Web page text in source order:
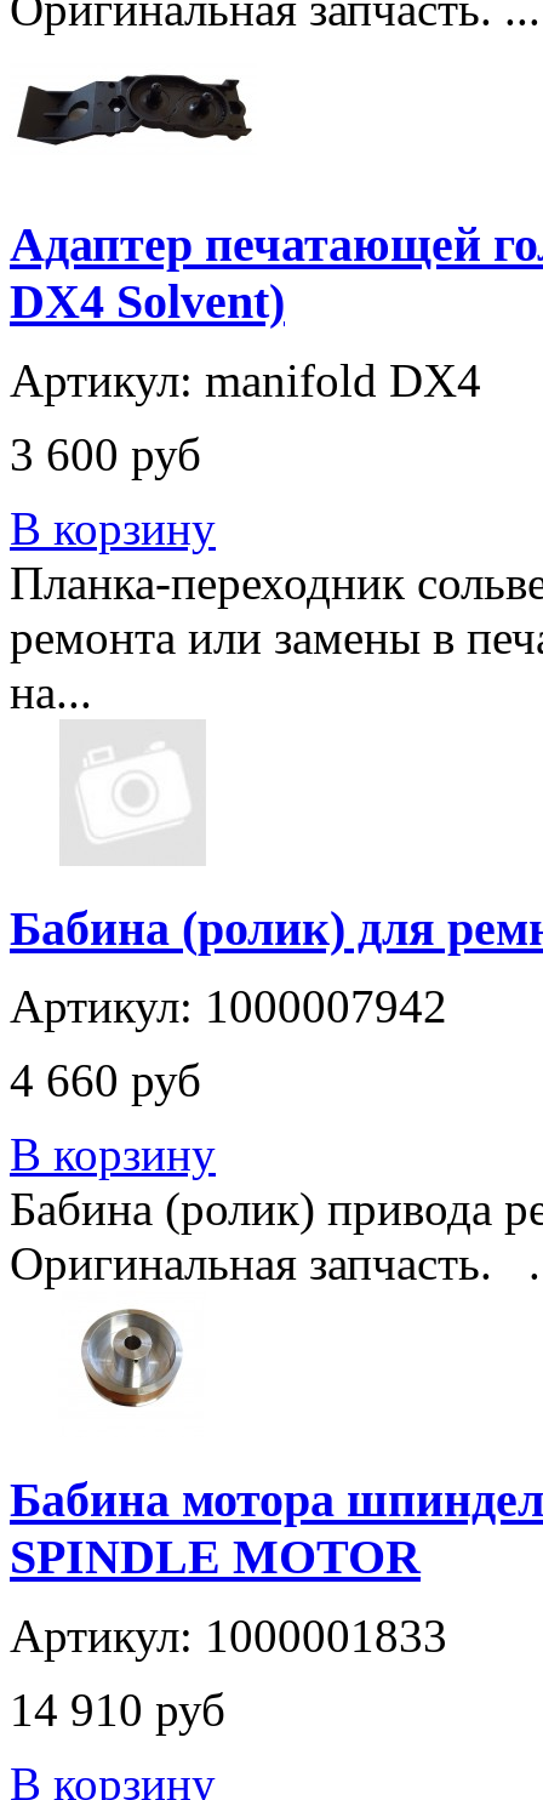
Адаптер печатающей
DX4 Solvent)
Артикул: manifold DX4
3 600 руб
В корзину
Планка-переходник
ремонта или замены в
на...
Бабина (ролик) для
Артикул: 1000007942
4 660 руб
В корзину
Бабина (ролик) привода
Оригинальная запчасть.
Бабина мотора
SPINDLE MOTOR
Артикул: 1000001833
14 910 руб
В корзину